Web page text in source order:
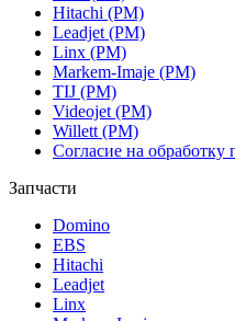
Hitachi (РМ)
Leadjet (РМ)
Linx (РМ)
Markem-Imaje (РМ)
TIJ (РМ)
Videojet (РМ)
Willett (РМ)
Согласие на
Запчасти
Domino
EBS
Hitachi
Leadjet
Linx